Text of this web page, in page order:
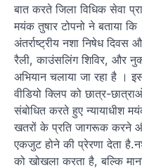
बात करते जिला विधिक सेवा
मयंक तुषार टोपनो ने बताया कि
अंतर्राष्ट्रीय नशा निषेध
रैली, काउंसलिंग शिविर, और
अभियान चलाया जा रहा है ।
वीडियो क्लिप को छात्र-
संबोधित करते हुए न्यायाधीश
खतरों के प्रति जागरूक करने
एकजुट होने की प्रेरणा देता
को खोखला करता है, बल्कि